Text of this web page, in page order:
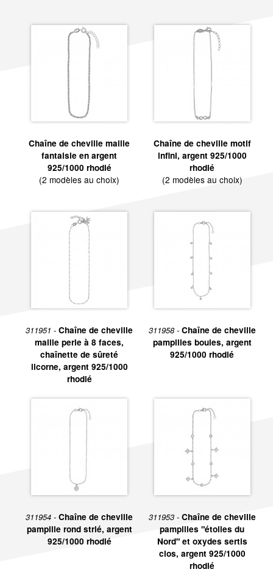
Chaîne de cheville maille
fantaisie en argent
925/1000 rhodié
(2 modèles au choix)
Chaîne de cheville motif
infini, argent 925/1000
rhodié
(2 modèles au choix)
311951 -Chaîne de cheville
maille perle à 8 faces,
chaînette de sûreté
licorne, argent 925/1000
rhodié
311958 - Chaîne de cheville
pampilles boules, argent
925/1000 rhodié
311954 -Chaîne de cheville
pampille rond strié, argent
925/1000 rhodié
311953 - Chaîne de cheville
pampilles "étoiles du
Nord" et oxydes sertis
clos, argent 925/1000
rhodié